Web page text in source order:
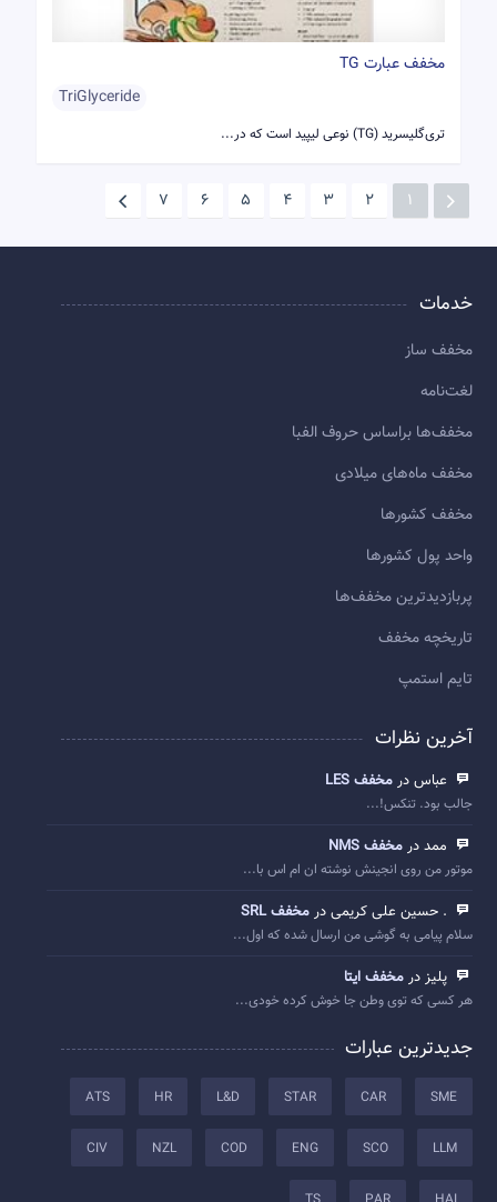
مخفف عبارت TG
TriGlyceride
تری‌گلیسرید (TG) نوعی لیپید است که در...
1
2
3
4
5
6
7
خدمات
مخفف ساز
لغت‌نامه
مخفف‌ها براساس حروف الفبا
مخفف ماه‌های میلادی
مخفف کشورها
واحد پول کشورها
پربازديدترين مخفف‌ها
تاريخچه مخفف
تایم استمپ
آخرین نظرات
عباس در مخفف LES
جالب بود. تنکس!...
ممد در مخفف NMS
موتور من روی انجینش نوشته ان ام اس با...
. حسین علی کریمی در مخفف SRL
سلام پیامی به گوشی من ارسال شده که اول...
پلیز در مخفف ایتا
هر کسی که توی وطن جا خوش کرده خودی...
جدیدترین عبارات
SME
CAR
STAR
L&D
HR
ATS
LLM
SCO
ENG
COD
NZL
CIV